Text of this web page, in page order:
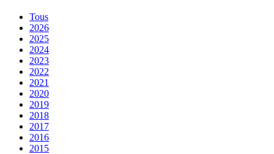
Tous
2026
2025
2024
2023
2022
2021
2020
2019
2018
2017
2016
2015